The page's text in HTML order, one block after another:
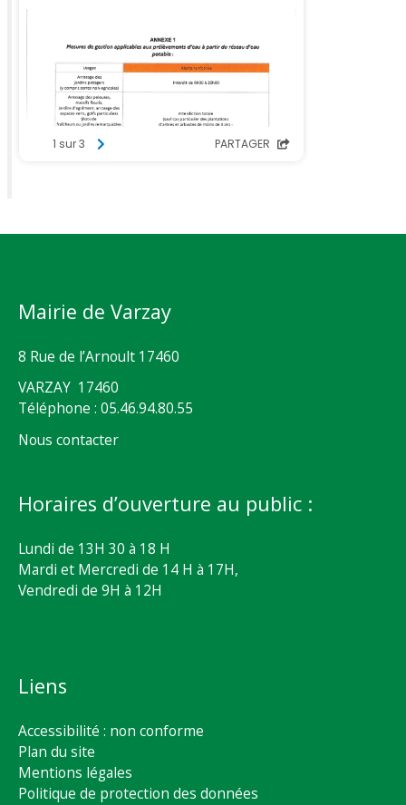
Mairie de Varzay
8 Rue de l’Arnoult 17460
VARZAY 17460
Téléphone : 05.46.94.80.55
Nous contacter
Horaires d’ouverture au public :
Lundi de 13H 30 à 18 H
Mardi et Mercredi de 14 H à 17H,
Vendredi de 9H à 12H
Liens
Accessibilité : non conforme
Plan du site
Mentions légales
Politique de protection des données